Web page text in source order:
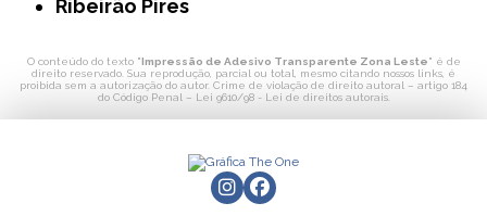
Ribeirão Pires
O conteúdo do texto "Impressão de Adesivo Transparente Zona Leste" é de
direito reservado. Sua reprodução, parcial ou total, mesmo citando nossos links, é
proibida sem a autorização do autor. Crime de violação de direito autoral – artigo 184
do Código Penal – Lei 9610/98 - Lei de direitos autorais.